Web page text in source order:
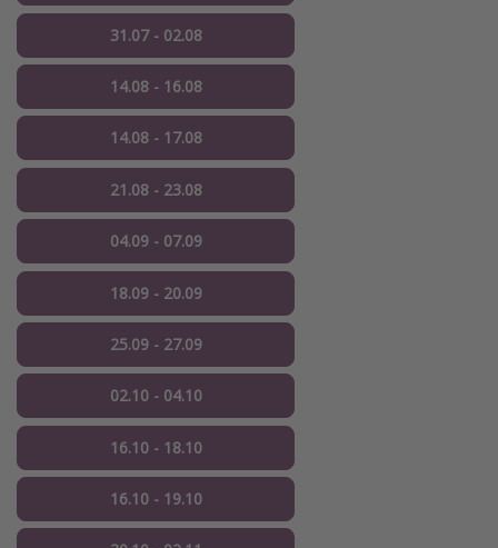
31.07 - 02.08
14.08 - 16.08
14.08 - 17.08
21.08 - 23.08
04.09 - 07.09
18.09 - 20.09
25.09 - 27.09
02.10 - 04.10
16.10 - 18.10
16.10 - 19.10